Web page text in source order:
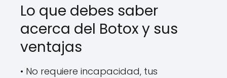
Lo que debes saber
acerca del Botox y sus
ventajas
• No requiere incapacidad, tus